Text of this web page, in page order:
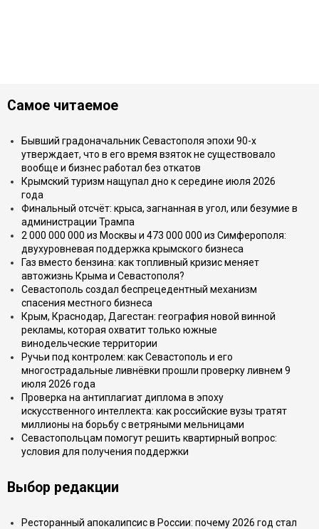
Самое читаемое
Бывший градоначальник Севастополя эпохи 90-х
утверждает, что в его время взяток не существовало
вообще и бизнес работал без откатов
Крымский туризм нащупал дно к середине июля 2026
года
Финальный отсчёт: крыса, загнанная в угол, или безумие в
администрации Трампа
2 000 000 000 из Москвы и 473 000 000 из Симферополя:
двухуровневая поддержка крымского бизнеса
Газ вместо бензина: как топливный кризис меняет
автожизнь Крыма и Севастополя?
Севастополь создал беспрецедентный механизм
спасения местного бизнеса
Крым, Краснодар, Дагестан: география новой винной
рекламы, которая охватит только южные
винодельческие территории
Ручьи под контролем: как Севастополь и его
многострадальные ливнёвки прошли проверку ливнем 9
июля 2026 года
Проверка на антиплагиат диплома в эпоху
искусственного интеллекта: как российские вузы тратят
миллионы на борьбу с ветряными мельницами
Севастопольцам помогут решить квартирный вопрос:
условия для получения поддержки
Выбор редакции
Ресторанный апокалипсис в России: почему 2026 год стал